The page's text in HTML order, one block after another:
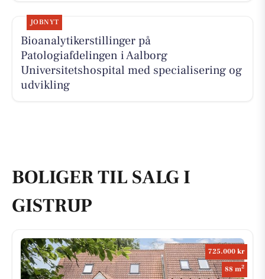
JOBNYT
Bioanalytikerstillinger på
Patologiafdelingen i Aalborg
Universitetshospital med specialisering og
udvikling
BOLIGER TIL SALG I
GISTRUP
725.000 kr
88 m2